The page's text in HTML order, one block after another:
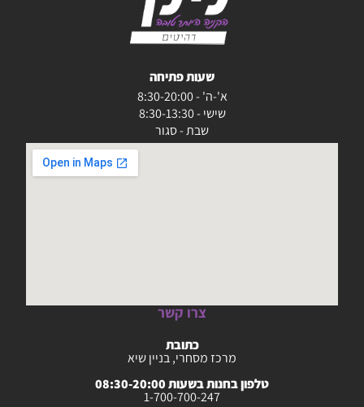
שעות פתיחה
א'-ה' - 8:30-20:00
שישי - 8:30-13:30
שבת - סגור
צרו קשר
כתובת
מרכז מסחרי, בניין שיא
טלפון בחנות בשעות 08:30-20:00
1-700-700-247